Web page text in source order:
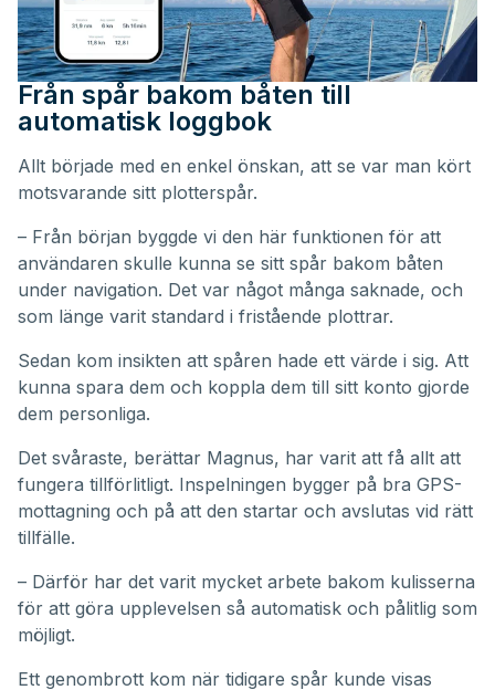
Från spår bakom båten till
automatisk loggbok
Allt började med en enkel önskan, att se var man kört
motsvarande sitt plotterspår.
– Från början byggde vi den här funktionen för att
användaren skulle kunna se sitt spår bakom båten
under navigation. Det var något många saknade, och
som länge varit standard i fristående plottrar.
Sedan kom insikten att spåren hade ett värde i sig. Att
kunna spara dem och koppla dem till sitt konto gjorde
dem personliga.
Det svåraste, berättar Magnus, har varit att få allt att
fungera tillförlitligt. Inspelningen bygger på bra GPS-
mottagning och på att den startar och avslutas vid rätt
tillfälle.
– Därför har det varit mycket arbete bakom kulisserna
för att göra upplevelsen så automatisk och pålitlig som
möjligt.
Ett genombrott kom när tidigare spår kunde visas